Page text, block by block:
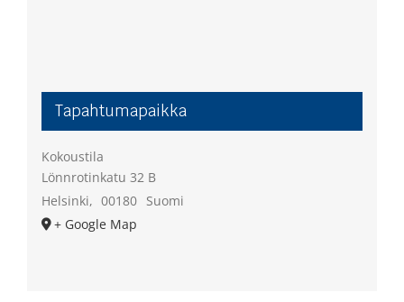
Tapahtumapaikka
Kokoustila
Lönnrotinkatu 32 B
Helsinki, 00180 Suomi
+ Google Map